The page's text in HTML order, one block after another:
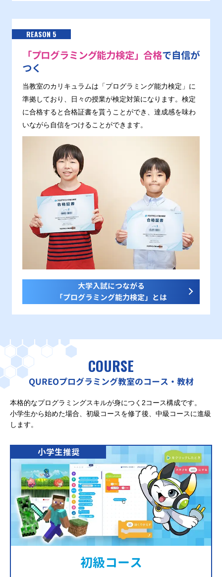
REASON 5
「プログラミング能力検定」合格で自信が
つく
当教室のカリキュラムは「プログラミング能力検定」に
準拠しており、日々の授業が検定対策になります。検定
に合格すると合格証書を貰うことができ、達成感を味わ
いながら自信をつけることができます。
大学入試につながる
「プログラミング能力検定」とは
COURSE
QUREOプログラミング教室のコース・教材
本格的なプログラミングスキルが身につく2コース構成です。
小学生から始めた場合、初級コースを修了後、中級コースに進級
します。
小学生推奨
初級コース